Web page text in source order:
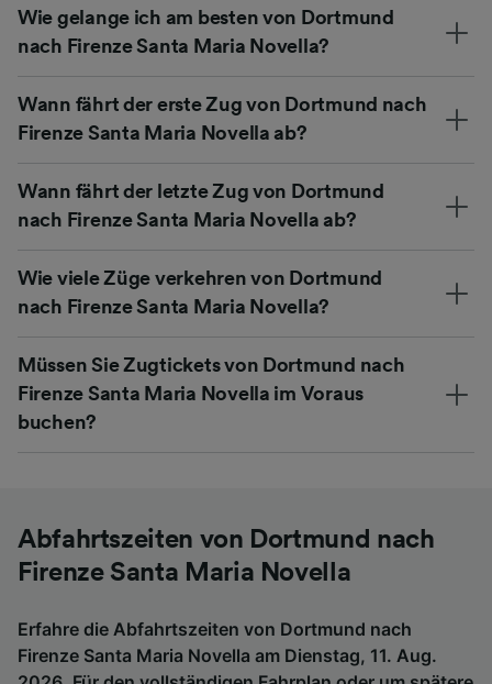
Wie gelange ich am besten von Dortmund
nach Firenze Santa Maria Novella?
Wann fährt der erste Zug von Dortmund nach
Firenze Santa Maria Novella ab?
Wann fährt der letzte Zug von Dortmund
nach Firenze Santa Maria Novella ab?
Wie viele Züge verkehren von Dortmund
nach Firenze Santa Maria Novella?
Müssen Sie Zugtickets von Dortmund nach
Firenze Santa Maria Novella im Voraus
buchen?
Abfahrtszeiten von Dortmund nach
Firenze Santa Maria Novella
Erfahre die Abfahrtszeiten von Dortmund nach
Firenze Santa Maria Novella am Dienstag, 11. Aug.